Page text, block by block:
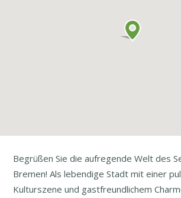
Begrüßen Sie die aufregende Welt des
Bremen! Als lebendige Stadt mit einer
Kulturszene und gastfreundlichem